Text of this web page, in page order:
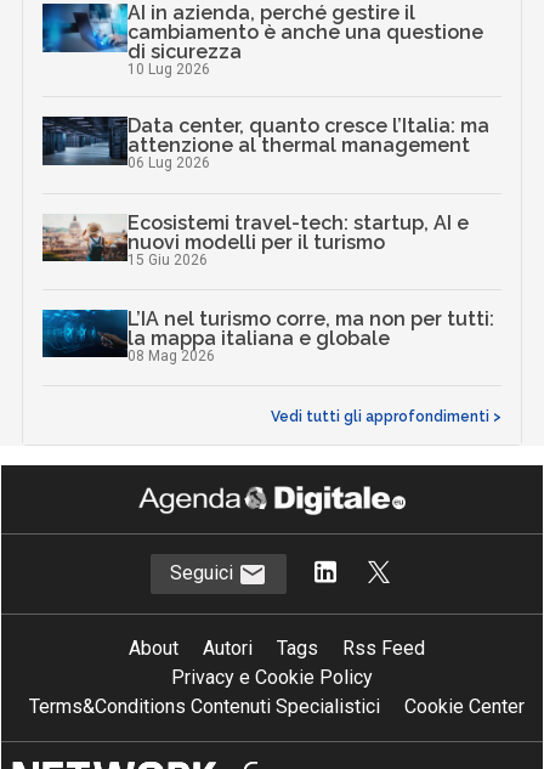
AI in azienda, perché gestire il
cambiamento è anche una questione
di sicurezza
10 Lug 2026
Data center, quanto cresce l’Italia: ma
attenzione al thermal management
06 Lug 2026
Ecosistemi travel-tech: startup, AI e
nuovi modelli per il turismo
15 Giu 2026
L’IA nel turismo corre, ma non per tutti:
la mappa italiana e globale
08 Mag 2026
Vedi tutti gli approfondimenti >
Seguici
About Autori Tags
Rss Feed
Privacy e Cookie Policy
Terms&Conditions Contenuti Specialistici
Cookie Center